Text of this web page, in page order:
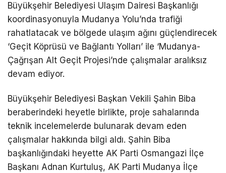
Büyükşehir Belediyesi Ulaşım Dairesi Başkanlığı
koordinasyonuyla Mudanya Yolu’nda trafiği
rahatlatacak ve bölgede ulaşım ağını güçlendirecek
‘Geçit Köprüsü ve Bağlantı Yolları’ ile ‘Mudanya-
Çağrışan Alt Geçit Projesi’nde çalışmalar aralıksız
devam ediyor.
Büyükşehir Belediyesi Başkan Vekili Şahin Biba
beraberindeki heyetle birlikte, proje sahalarında
teknik incelemelerde bulunarak devam eden
çalışmalar hakkında bilgi aldı. Şahin Biba
başkanlığındaki heyette AK Parti Osmangazi İlçe
Başkanı Adnan Kurtuluş, AK Parti Mudanya İlçe